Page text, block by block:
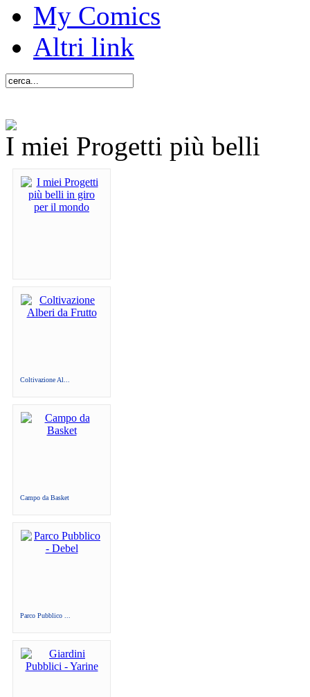
My Comics
Altri link
I miei Progetti più belli
Coltivazione Al...
Campo da Basket
Parco Pubblico ...